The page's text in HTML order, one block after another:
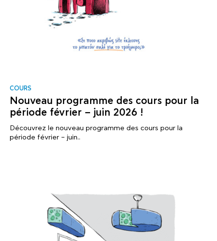
COURS
Nouveau programme des cours pour la
période février – juin 2026 !
Découvrez le nouveau programme des cours pour la
période février – juin..